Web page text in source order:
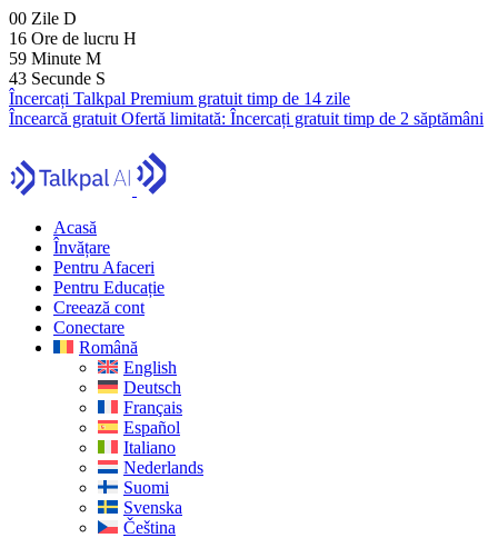
00 Zile D
16 Ore de lucru H
59 Minute M
41 Secunde S
Încercați Talkpal Premium gratuit timp de 14 zile
Încearcă gratuit Ofertă limitată: Încercați gratuit timp de 2 săptămâni
Acasă
Învățare
Pentru Afaceri
Pentru Educație
Creează cont
Conectare
Română
English
Deutsch
Français
Español
Italiano
Nederlands
Suomi
Svenska
Čeština